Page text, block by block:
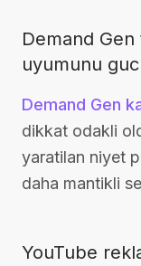
Demand
uyumunu
Demand Gen
dikkat odakli
yaratilan niyet
daha mantikli
YouTube